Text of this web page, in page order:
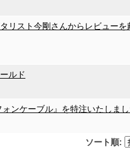
リスト今剛さんからレビューを
ルド
ォンケーブル』を特注いたしまし
ソート順: